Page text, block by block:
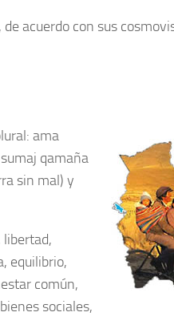
acuerdo con sus
ama
qamaña
sin mal) y
libertad,
equilibrio,
común,
sociales,